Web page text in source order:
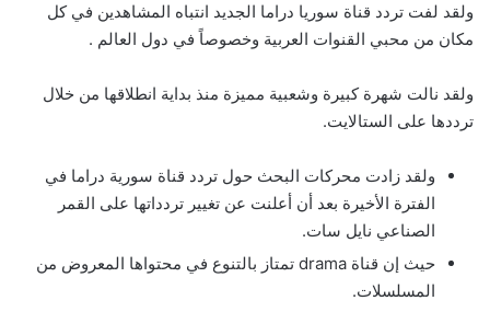
ولقد لفت تردد قناة سوريا دراما الجديد انتباه المشاهدين في كل
مكان من محبي القنوات العربية وخصوصاً في دول العالم .
ولقد نالت شهرة كبيرة وشعبية مميزة منذ بداية انطلاقها من خلال
ترددها على الستالايت.
ولقد زادت محركات البحث حول تردد قناة سورية دراما في
الفترة الأخيرة بعد أن أعلنت عن تغيير تردداتها على القمر
الصناعي نايل سات.
حيث إن قناة drama تمتاز بالتنوع في محتواها المعروض من
المسلسلات.